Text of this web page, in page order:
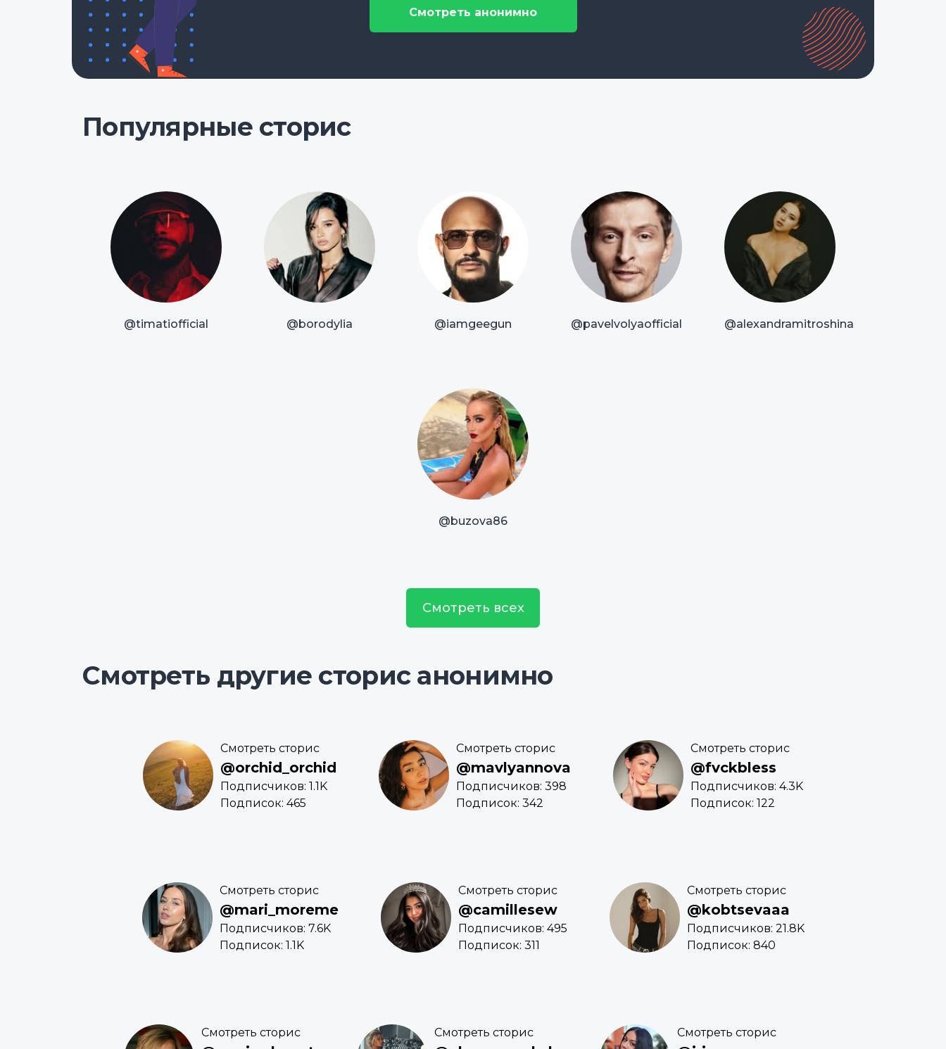
Смотреть анонимно
Популярные сторис
@timatiofficial @borodylia @iamgeegun @pavelvolyaofficial @alexandramitroshina
@buzova86
Смотреть всех
Смотреть другие сторис анонимно
Смотреть сторис
@orchid_orchid
Подписчиков: 1.1K
Подписок: 465
Смотреть сторис
@mavlyannova
Подписчиков: 398
Подписок: 342
Смотреть сторис
@fvckbless
Подписчиков: 4.3K
Подписок: 122
Смотреть сторис
@mari_moreme
Подписчиков: 7.6K
Подписок: 1.1K
Смотреть сторис
@camillesew
Подписчиков: 495
Подписок: 311
Смотреть сторис
@kobtsevaaa
Подписчиков: 21.8K
Подписок: 840
Смотреть сторис Смотреть сторис Смотреть сторис